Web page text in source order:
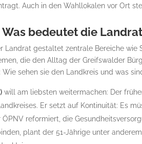
Auch in den Wahllokalen vor Ort
Was bedeutet die
Landrat gestaltet zentrale Bereiche
die den Alltag der Greifswalder
sehen sie den Landkreis und was
will am liebsten weitermachen: Der
Er setzt auf Kontinuität: Es
reformiert, die
plant der 51-Jährige unter